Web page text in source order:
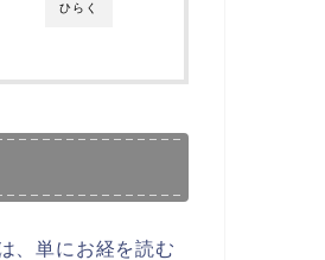
ひらく
、単にお経を読む